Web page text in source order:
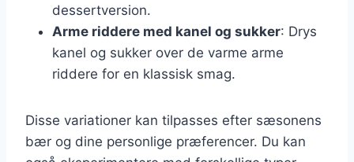
dessertversion.
Arme riddere med kanel og sukker: Drys
kanel og sukker over de varme arme
riddere for en klassisk smag.
Disse variationer kan tilpasses efter sæsonens
bær og dine personlige præferencer. Du kan